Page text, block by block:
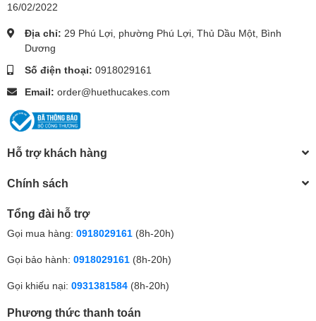
16/02/2022
Địa chỉ: 29 Phú Lợi, phường Phú Lợi, Thủ Dầu Một, Bình
Dương
Số điện thoại: 0918029161
Email: order@huethucakes.com
Hỗ trợ khách hàng
Chính sách
Tổng đài hỗ trợ
Gọi mua hàng: 0918029161 (8h-20h)
Gọi bảo hành: 0918029161 (8h-20h)
Gọi khiếu nại: 0931381584 (8h-20h)
Phương thức thanh toán